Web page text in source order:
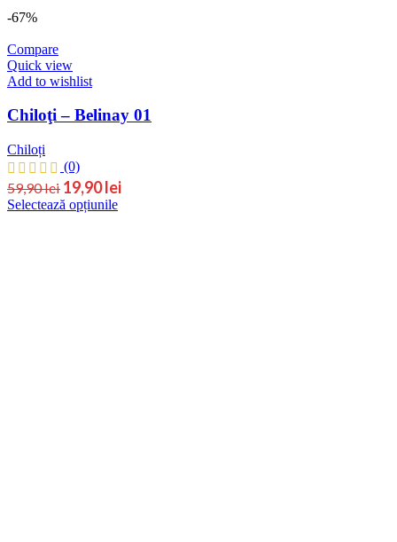
-67%
Compare
Quick view
Add to wishlist
Chiloţi – Belinay 01
Chiloți
(0)
59,90lei Prețul
inițial
19,90leiPrețul
Selectează opțiunileAcest